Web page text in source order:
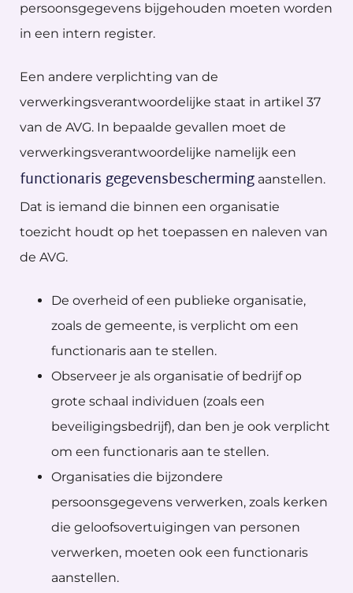
persoonsgegevens bijgehouden moeten worden
in een intern register.
Een andere verplichting van de
verwerkingsverantwoordelijke staat in artikel 37
van de AVG. In bepaalde gevallen moet de
verwerkingsverantwoordelijke namelijk een
functionaris gegevensbescherming aanstellen.
Dat is iemand die binnen een organisatie
toezicht houdt op het toepassen en naleven van
de AVG.
De overheid of een publieke organisatie,
zoals de gemeente, is verplicht om een
functionaris aan te stellen.
Observeer je als organisatie of bedrijf op
grote schaal individuen (zoals een
beveiligingsbedrijf), dan ben je ook verplicht
om een functionaris aan te stellen.
Organisaties die bijzondere
persoonsgegevens verwerken, zoals kerken
die geloofsovertuigingen van personen
verwerken, moeten ook een functionaris
aanstellen.